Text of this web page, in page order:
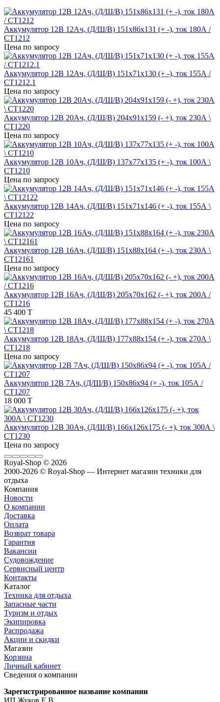
Аккумулятор 12В 12Ач, (Д/Ш/В) 151x86x131 (+ -), ток 180А /
СТ1212
Цена по запросу
Аккумулятор 12В 12Ач, (Д/Ш/В) 151x71x130 (+ -), ток 155А /
СТ1212.1
Цена по запросу
Аккумулятор 12В 20Ач, (Д/Ш/В) 204х91х159 (- +), ток 230А \
СТ1220
Цена по запросу
Аккумулятор 12В 10Ач, (Д/Ш/В) 137x77x135 (+ -), ток 100А \
СТ1210
Цена по запросу
Аккумулятор 12В 14Ач, (Д/Ш/В) 151x71x146 (+ -), ток 155А \
СТ12122
Цена по запросу
Аккумулятор 12В 16Ач, (Д/Ш/В) 151x88x164 (+ -), ток 230А \
СТ12161
Цена по запросу
Аккумулятор 12В 16Ач, (Д/Ш/В) 205x70x162 (- +), ток 200А /
СТ1216
45 400 T
Аккумулятор 12В 18Ач, (Д/Ш/В) 177x88x154 (+ -), ток 270А \
СТ1218
Цена по запросу
Аккумулятор 12В 7Ач, (Д/Ш/В) 150x86x94 (+ -), ток 105А /
СТ1207
18 000 T
Аккумулятор 12В 30Ач, (Д/Ш/В) 166x126x175 (- +), ток 300А \
СТ1230
Цена по запросу
Royal-Shop © 2026
2000-2026 © Royal-Shop — Интернет магазин техники для
отдыха
Компания
Новости
О компании
Доставка
Оплата
Возврат товара
Гарантия
Вакансии
Судовождение
Сервисный центр
Контакты
Каталог
Техника для отдыха
Запасные части
Туризм и отдых
Экипировка
Распродажа
Акции и скидки
Магазин
Корзина
Личный кабинет
Сведения о компании
Зарегистрированное название компании